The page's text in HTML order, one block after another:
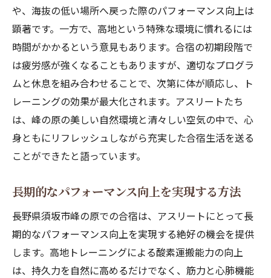
や、海抜の低い場所へ戻った際のパフォーマンス向上は
顕著です。一方で、高地という特殊な環境に慣れるには
時間がかかるという意見もあります。合宿の初期段階で
は疲労感が強くなることもありますが、適切なプログラ
ムと休息を組み合わせることで、次第に体が順応し、ト
レーニングの効果が最大化されます。アスリートたち
は、峰の原の美しい自然環境と清々しい空気の中で、心
身ともにリフレッシュしながら充実した合宿生活を送る
ことができたと語っています。
長期的なパフォーマンス向上を実現する方法
長野県須坂市峰の原での合宿は、アスリートにとって長
期的なパフォーマンス向上を実現する絶好の機会を提供
します。高地トレーニングによる酸素運搬能力の向上
は、持久力を自然に高めるだけでなく、筋力と心肺機能